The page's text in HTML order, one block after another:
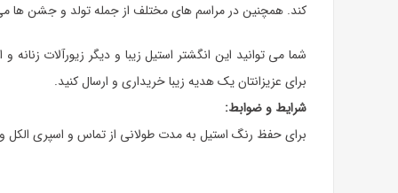
کند. همچنین در مراسم های مختلف از جمله تولد و جشن ها می
شما می توانید این انگشتر استیل زیبا و دیگر زیورآلات
برای عزیزانتان یک هدیه زیبا خریداری و ارسال کنید.
شرایط و ضوابط:
برای حفظ رنگ استیل به مدت طولانی از تماس و اسپری